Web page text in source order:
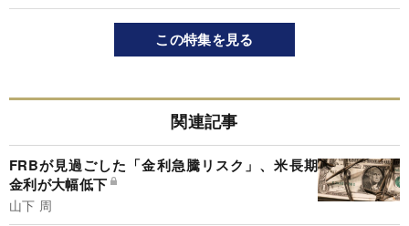
この特集を見る
関連記事
FRBが見過ごした「金利急騰リスク」、米長期
金利が大幅低下
山下 周